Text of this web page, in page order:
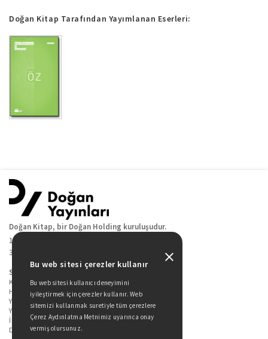
Doğan Kitap Tarafından Yayımlanan Eserleri:
Doğan Kitap, bir Doğan Holding kuruluşudur.
19 Mayıs Cad. Golden Plaza No:1 Kat:10
34360 / Şişli / İstanbul
Sitede Yer Alan Sayfalar
Kitaplarımız
Hakkımızda
Yazarlarımız
Yazar Adayları İçin
İletişim
Duygu Asena Roman Ödülü
Bu web sitesi çerezler kullanır
Bu web sitesi kullanıcı deneyimini
iyileştirmek için çerezler kullanır. Web
sitemizi kullanmak suretiyle tüm çerezlere
Çerez Aydınlatma Metnimiz uyarınca onay
vermiş olursunuz.